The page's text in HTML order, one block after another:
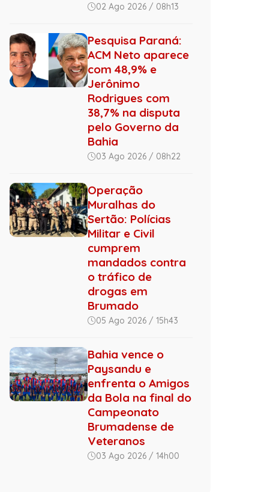
02 Ago 2026 / 08h13
Pesquisa Paraná:
ACM Neto aparece
com 48,9% e
Jerônimo
Rodrigues com
38,7% na disputa
pelo Governo da
Bahia
03 Ago 2026 / 08h22
Operação
Muralhas do
Sertão: Polícias
Militar e Civil
cumprem
mandados contra
o tráfico de
drogas em
Brumado
05 Ago 2026 / 15h43
Bahia vence o
Paysandu e
enfrenta o Amigos
da Bola na final do
Campeonato
Brumadense de
Veteranos
03 Ago 2026 / 14h00